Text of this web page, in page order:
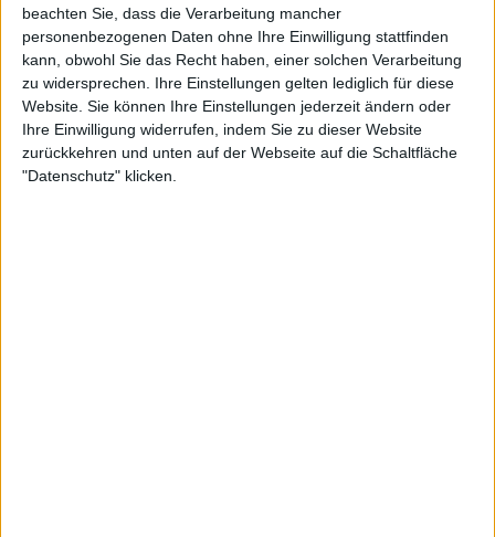
beachten Sie, dass die Verarbeitung mancher
personenbezogenen Daten ohne Ihre Einwilligung stattfinden
kann, obwohl Sie das Recht haben, einer solchen Verarbeitung
zu widersprechen. Ihre Einstellungen gelten lediglich für diese
Website. Sie können Ihre Einstellungen jederzeit ändern oder
Ihre Einwilligung widerrufen, indem Sie zu dieser Website
zurückkehren und unten auf der Webseite auf die Schaltfläche
"Datenschutz" klicken.
Björn Gieseler
Newsletter abonnieren